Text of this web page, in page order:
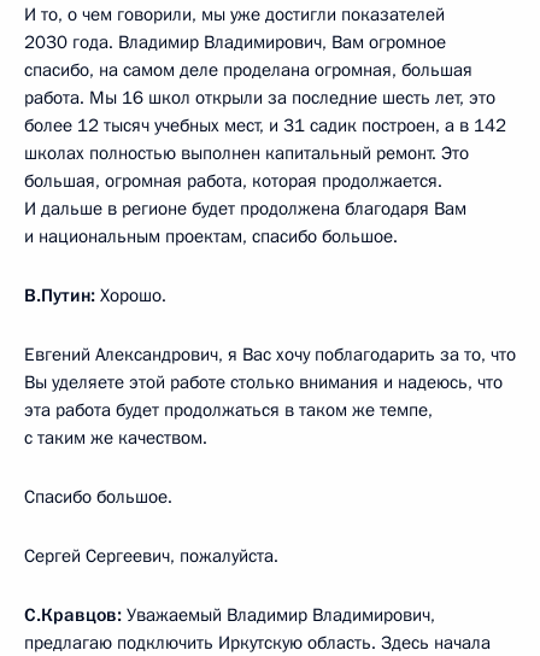
И то, о чем говорили, мы уже достигли показателей
2030 года. Владимир Владимирович, Вам огромное
спасибо, на самом деле проделана огромная, большая
работа. Мы 16 школ открыли за последние шесть лет, это
более 12 тысяч учебных мест, и 31 садик построен, а в 142
школах полностью выполнен капитальный ремонт. Это
большая, огромная работа, которая продолжается.
И дальше в регионе будет продолжена благодаря Вам
и национальным проектам, спасибо большое.
В.Путин: Хорошо.
Евгений Александрович, я Вас хочу поблагодарить за то, что
Вы уделяете этой работе столько внимания и надеюсь, что
эта работа будет продолжаться в таком же темпе,
с таким же качеством.
Спасибо большое.
Сергей Сергеевич, пожалуйста.
С.Кравцов: Уважаемый Владимир Владимирович,
предлагаю подключить Иркутскую область. Здесь начала